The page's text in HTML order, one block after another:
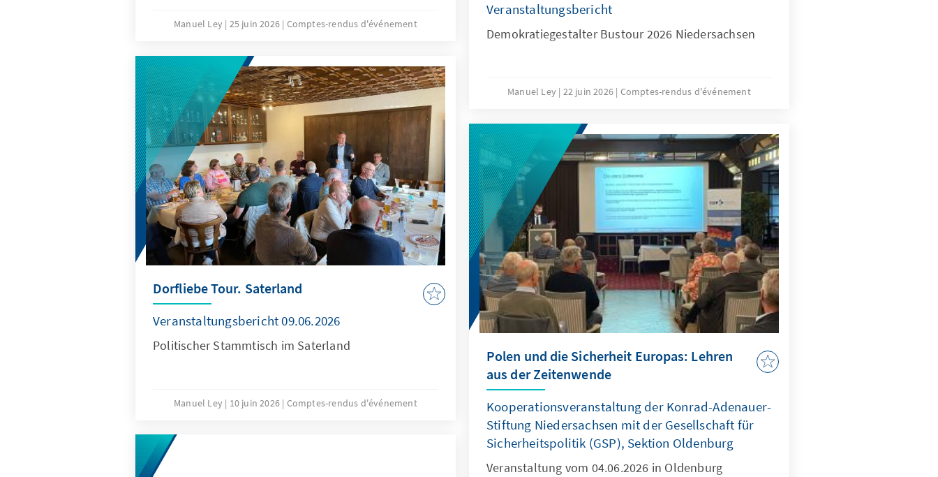
Manuel Ley 25 juin 2026 Comptes-rendus d'événement
Veranstaltungsbericht
Demokratiegestalter Bustour 2026 Niedersachsen
Manuel Ley 22 juin 2026 Comptes-rendus d'événement
Dorfliebe Tour. Saterland
Veranstaltungsbericht 09.06.2026
Politischer Stammtisch im Saterland
Manuel Ley 10 juin 2026 Comptes-rendus d'événement
Polen und die Sicherheit Europas: Lehren
aus der Zeitenwende
Kooperationsveranstaltung der Konrad-Adenauer-
Stiftung Niedersachsen mit der Gesellschaft für
Sicherheitspolitik (GSP), Sektion Oldenburg
Veranstaltung vom 04.06.2026 in Oldenburg